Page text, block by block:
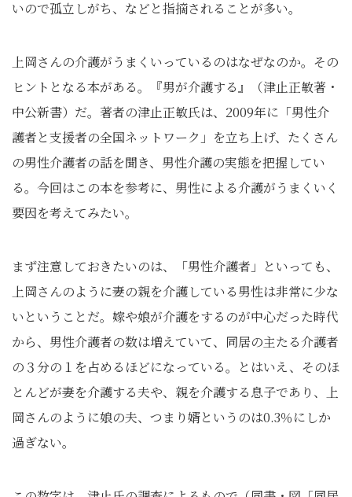
いので孤立しがち、などと指摘されることが多い。
上岡さんの介護がうまくいっているのはなぜなのか。その
ヒントとなる本がある。『男が介護する』（津止正敏著・
中公新書）だ。著者の津止正敏氏は、2009年に「男性介
護者と支援者の全国ネットワーク」を立ち上げ、たくさん
の男性介護者の話を聞き、男性介護の実態を把握してい
る。今回はこの本を参考に、男性による介護がうまくいく
要因を考えてみたい。
まず注意しておきたいのは、「男性介護者」といっても、
上岡さんのように妻の親を介護している男性は非常に少な
いということだ。嫁や娘が介護をするのが中心だった時代
から、男性介護者の数は増えていて、同居の主たる介護者
の３分の１を占めるほどになっている。とはいえ、そのほ
とんどが妻を介護する夫や、親を介護する息子であり、上
岡さんのように娘の夫、つまり婿というのは0.3％にしか
過ぎない。